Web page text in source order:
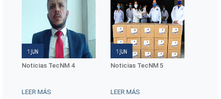
Noticias TecNM 4
LEER MÁS
Noticias TecNM 5
LEER MÁS